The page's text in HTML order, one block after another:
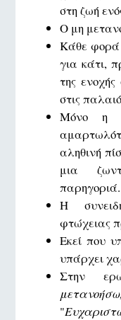
στη ζωή
O μη
Κάθε φορά
για κάτι,
της
στις
Μόνο η
αληθινή
μια
παρηγοριά.
Η
φτώχειας
Εκεί που
υπάρχει
Στην
"